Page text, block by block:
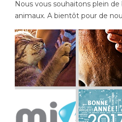
Nous vous souhaitons plein
animaux. A bientôt pour de
Poids de jambe